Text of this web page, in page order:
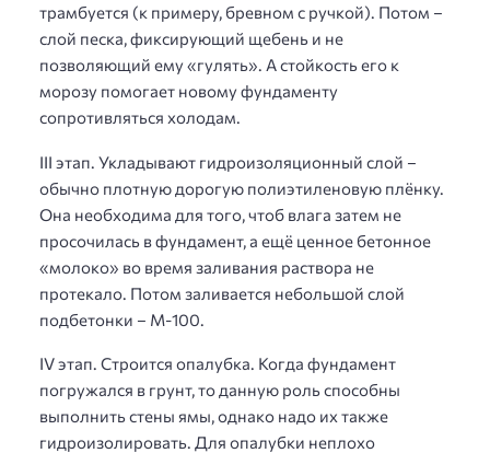
трамбуется (к примеру, бревном с ручкой). Потом –
слой песка, фиксирующий щебень и не
позволяющий ему «гулять». А стойкость его к
морозу помогает новому фундаменту
сопротивляться холодам.
III этап. Укладывают гидроизоляционный слой –
обычно плотную дорогую полиэтиленовую плёнку.
Она необходима для того, чтоб влага затем не
просочилась в фундамент, а ещё ценное бетонное
«молоко» во время заливания раствора не
протекало. Потом заливается небольшой слой
подбетонки – М-100.
IV этап. Строится опалубка. Когда фундамент
погружался в грунт, то данную роль способны
выполнить стены ямы, однако надо их также
гидроизолировать. Для опалубки неплохо